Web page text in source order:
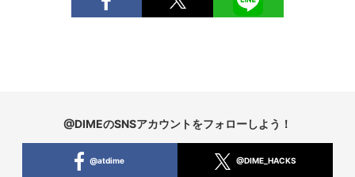
@DIMEのSNSアカウントをフォローしよう！
@atdime @DIME_HACKS